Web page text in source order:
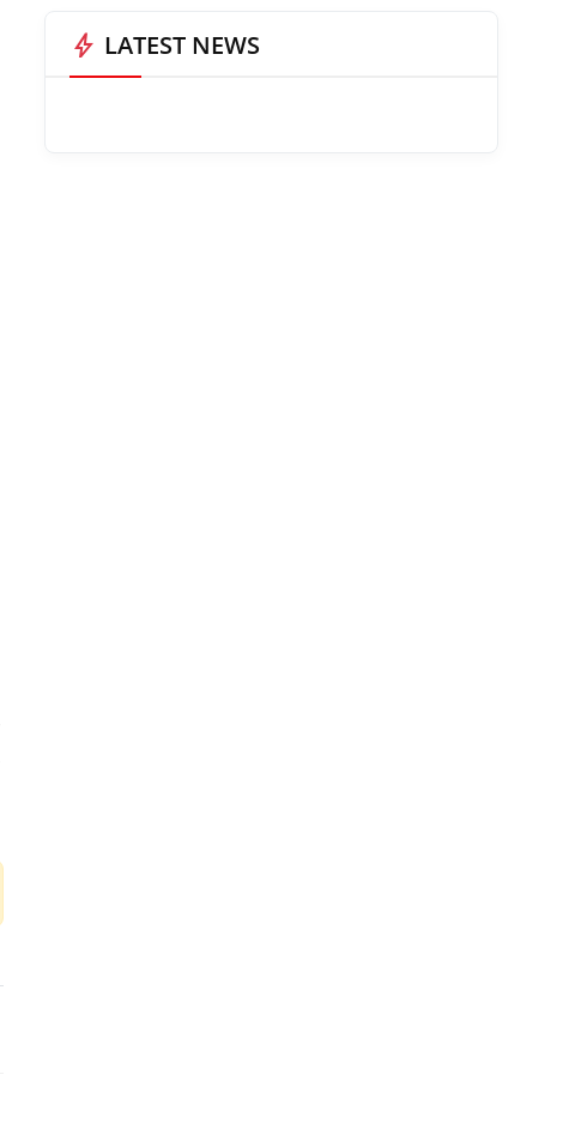
bolt LATEST NEWS